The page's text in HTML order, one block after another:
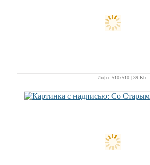
Инфо: 510х510 | 39 Kb